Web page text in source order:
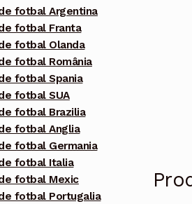
fotbal Argentina
fotbal Franta
fotbal Olanda
fotbal România
fotbal Spania
fotbal SUA
fotbal Brazilia
fotbal Anglia
fotbal Germania
fotbal Italia
fotbal Mexic
fotbal Portugalia